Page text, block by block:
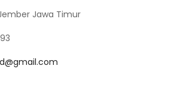
Jawa Timur